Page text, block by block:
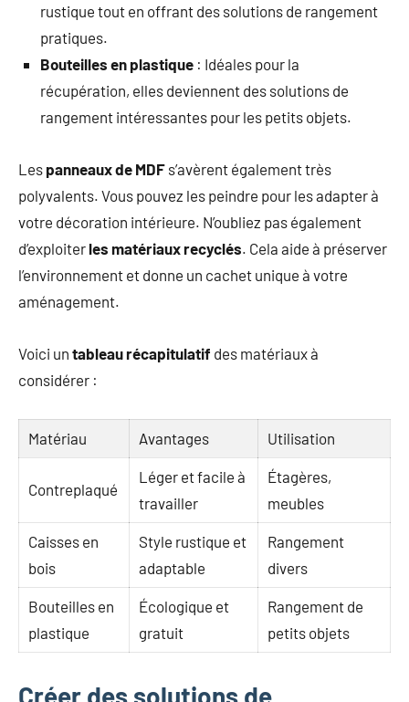
rustique tout en offrant des solutions de rangement
pratiques.
Bouteilles en plastique : Idéales pour la
récupération, elles deviennent des solutions de
rangement intéressantes pour les petits objets.
Les panneaux de MDF s’avèrent également très
polyvalents. Vous pouvez les peindre pour les adapter à
votre décoration intérieure. N’oubliez pas également
d’exploiterles matériaux recyclés. Cela aide à préserver
l’environnement et donne un cachet unique à votre
aménagement.
Voici un tableau récapitulatif des matériaux à
considérer :
Matériau Avantages Utilisation
Contreplaqué
Léger et facile à
travailler
Étagères,
meubles
Caisses en
bois
Style rustique et
adaptable
Rangement
divers
Bouteilles en
plastique
Écologique et
gratuit
Rangement de
petits objets
Créer des solutions de